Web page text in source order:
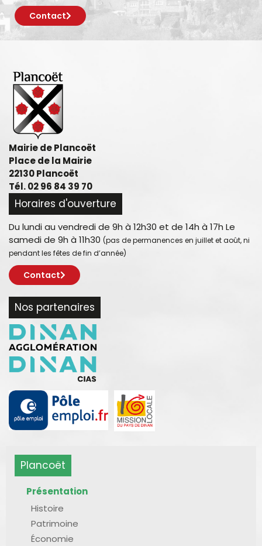
Contact
Mairie de Plancoët
Place de la Mairie
22130 Plancoët
Tél. 02 96 84 39 70
Horaires d'ouverture
Du lundi au vendredi de 9h à 12h30 et de 14h à 17h Le
samedi de 9h à 11h30 (pas de permanences en juillet et août, ni
pendant les fêtes de fin d’année)
Contact
Nos partenaires
Plancoët
Présentation
Histoire
Patrimoine
Économie